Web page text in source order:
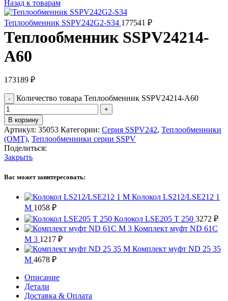
Назад к товарам
Теплообменник SSPV242G2-S34 177541 ₽
Теплообменник SSPV24214-
A60
173189 ₽
Количество товара Теплообменник SSPV24214-A60
В корзину
Артикул: 35053 Категории: Серия SSPV242, Теплообменники
(OMT), Теплообменники серии SSPV
Поделиться:
Закрыть
Вас может заинтересовать:
Колокол LS212/LSE212 1
M 1058 ₽
Колокол LSE205 T 250 3272 ₽
Комплект муфт ND 61C
M 3 1217 ₽
Комплект муфт ND 25 35
M 4678 ₽
Описание
Детали
Доставка & Оплата